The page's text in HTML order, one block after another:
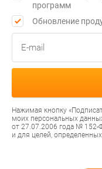
программ
Обновление
Нажимая кнопку
моих персональных
от 27.07.2006 года № 152-
и для целей,